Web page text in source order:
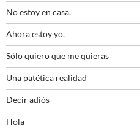
No estoy en casa.
Ahora estoy yo.
Sólo quiero que me quieras
Una patética realidad
Decir adiós
Hola